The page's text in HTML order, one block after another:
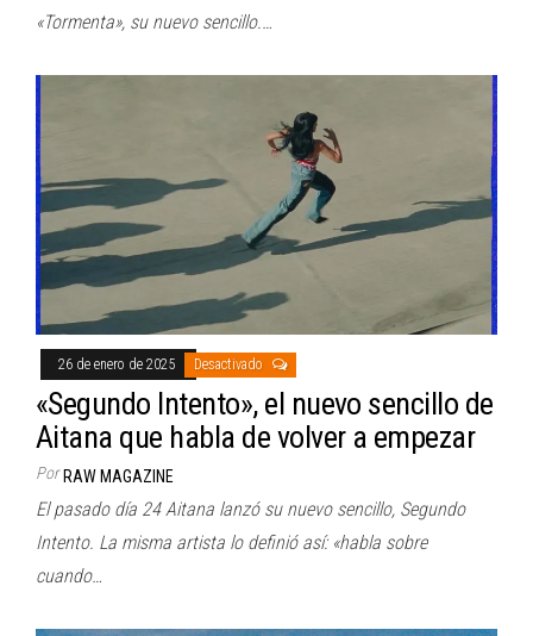
«Tormenta», su nuevo sencillo.…
26 de enero de 2025 Desactivado
«Segundo Intento», el nuevo sencillo de
Aitana que habla de volver a empezar
Por RAW MAGAZINE
El pasado día 24 Aitana lanzó su nuevo sencillo, Segundo
Intento. La misma artista lo definió así: «habla sobre
cuando…